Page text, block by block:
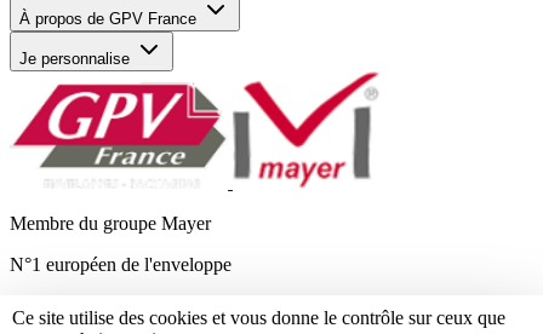
Ce site utilise des cookies et vous donne le contrôle sur ceux que
À propos de GPV France
Je personnalise
Membre du groupe Mayer
N°1 européen de l'enveloppe
Données personnelles et cookies